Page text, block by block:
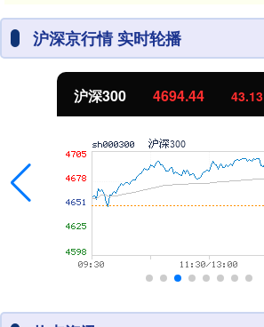
沪深京行情 实时轮播
沪深300 4694.44 43.13